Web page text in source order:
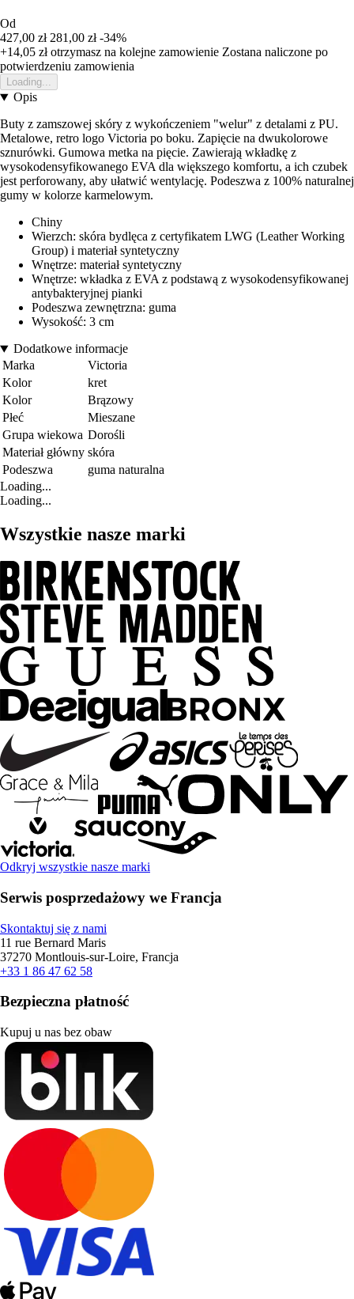
Od
427,00 zł 281,00 zł -34%
+14,05 złotrzymasz na kolejne zamowienie Zostana naliczone po
potwierdzeniu zamowienia
Loading...
Opis
Buty z zamszowej skóry z wykończeniem "welur" z detalami z PU.
Metalowe, retro logo Victoria po boku. Zapięcie na dwukolorowe
sznurówki. Gumowa metka na pięcie. Zawierają wkładkę z
wysokodensyfikowanego EVA dla większego komfortu, a ich czubek
jest perforowany, aby ułatwić wentylację. Podeszwa z 100% naturalnej
gumy w kolorze karmelowym.
Chiny
Wierzch: skóra bydlęca z certyfikatem LWG (Leather Working
Group) i materiał syntetyczny
Wnętrze: materiał syntetyczny
Wnętrze: wkładka z EVA z podstawą z wysokodensyfikowanej
antybakteryjnej pianki
Podeszwa zewnętrzna: guma
Wysokość: 3 cm
Dodatkowe informacje
Marka
Victoria
Kolor
kret
Kolor
Brązowy
Płeć
Mieszane
Grupa wiekowa Dorośli
Materiał główny skóra
Podeszwa
guma naturalna
Loading...
Loading...
Wszystkie nasze marki
Odkryj wszystkie nasze marki
Serwis posprzedażowy we Francja
Skontaktuj się z nami
11 rue Bernard Maris
37270 Montlouis-sur-Loire, Francja
+33 1 86 47 62 58
Bezpieczna płatność
Kupuj u nas bez obaw